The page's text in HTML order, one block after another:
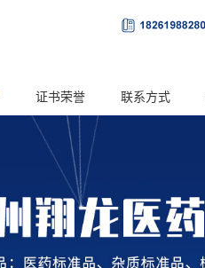
证书荣誉 联系方式